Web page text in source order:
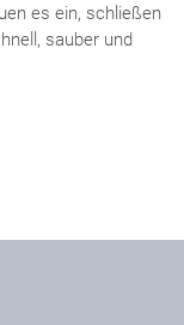
es ein, schließen
sauber und